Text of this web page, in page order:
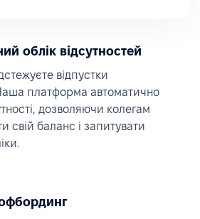
облік відсутностей
відпустки
Наша платформа автоматично
дозволяючи колегам
свій баланс і запитувати